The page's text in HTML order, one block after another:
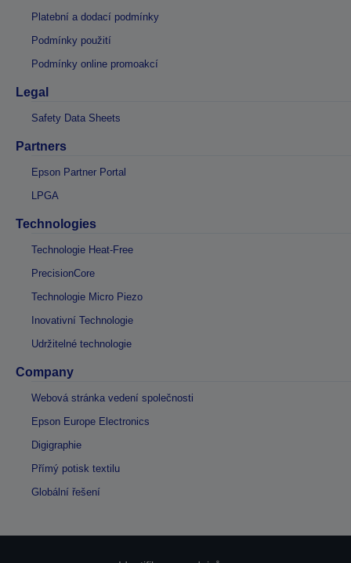
Platební a dodací podmínky
Podmínky použití
Podmínky online promoakcí
Legal
Safety Data Sheets
Partners
Epson Partner Portal
LPGA
Technologies
Technologie Heat-Free
PrecisionCore
Technologie Micro Piezo
Inovativní Technologie
Udržitelné technologie
Company
Webová stránka vedení společnosti
Epson Europe Electronics
Digigraphie
Přímý potisk textilu
Globální řešení